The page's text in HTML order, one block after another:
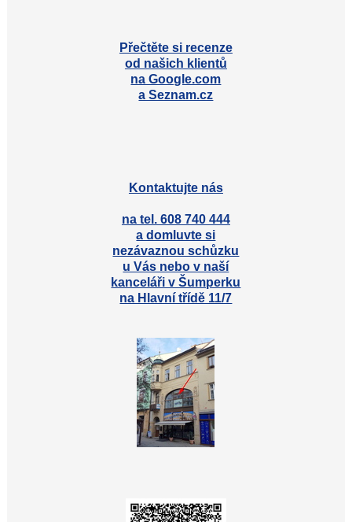
Přečtěte si recenze
od našich klientů
na Google.com
a Seznam.cz
Kontaktujte nás
na tel. 608 740 444
a domluvte si
nezávaznou schůzku
u Vás nebo v naší
kanceláři v Šumperku
na Hlavní třídě 11/7